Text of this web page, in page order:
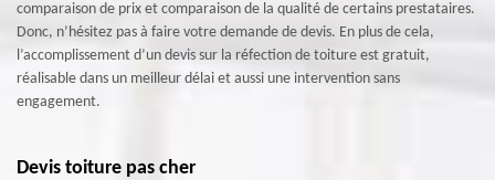
comparaison de prix et comparaison de la qualité de certains prestataires.
Donc, n’hésitez pas à faire votre demande de devis. En plus de cela,
l’accomplissement d’un devis sur la réfection de toiture est gratuit,
réalisable dans un meilleur délai et aussi une intervention sans
engagement.
Devis toiture pas cher